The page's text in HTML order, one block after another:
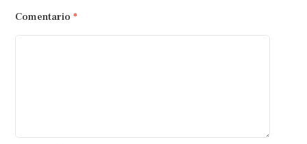
Comentario *